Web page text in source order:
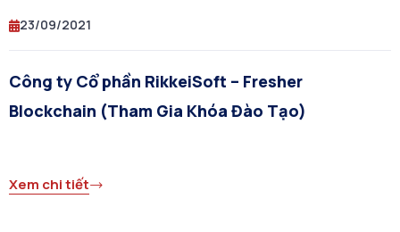
23/09/2021
Công ty Cổ phần RikkeiSoft – Fresher
Blockchain (Tham Gia Khóa Đào Tạo)
Xem chi tiết